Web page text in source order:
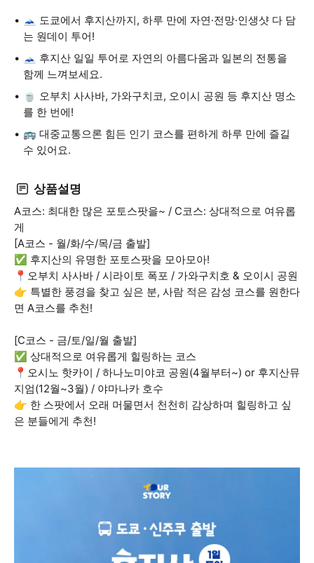
🗻 도쿄에서 후지산까지, 하루 만에 자연·전망·인생샷 다 담
는 원데이 투어!
🗻 후지산 일일 투어로 자연의 아름다움과 일본의 전통을
함께 느껴보세요.
🍵 오부치 사사바, 가와구치코, 오이시 공원 등 후지산 명소
를 한 번에!
🚌 대중교통으론 힘든 인기 코스를 편하게 하루 만에 즐길
수 있어요.
상품설명
A코스: 최대한 많은 포토스팟을~ / C코스: 상대적으로 여유롭
게
[A코스 - 월/화/수/목/금 출발]
✅ 후지산의 유명한 포토스팟을 모아모아!
📍오부치 사사바 / 시라이토 폭포 / 가와구치호 & 오이시 공원
👉 특별한 풍경을 찾고 싶은 분, 사람 적은 감성 코스를 원한다
면 A코스를 추천!
[C코스 - 금/토/일/월 출발]
✅ 상대적으로 여유롭게 힐링하는 코스
📍오시노 핫카이 / 하나노미야코 공원(4월부터~) or 후지산뮤
지엄(12월~3월) / 야마나카 호수
👉 한 스팟에서 오래 머물면서 천천히 감상하며 힐링하고 싶
은 분들에게 추천!